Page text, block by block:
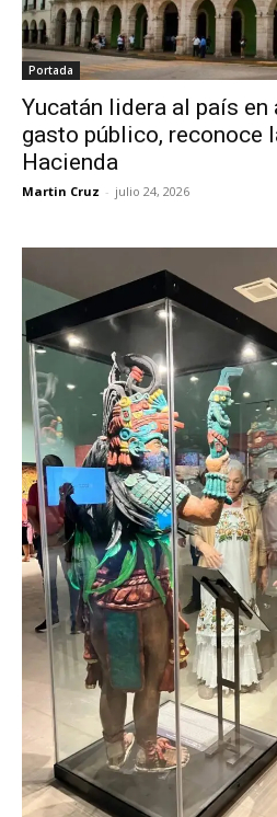
Portada
Yucatán lidera al país
gasto público, reconoce
Hacienda
Martin Cruz - julio 24, 2026